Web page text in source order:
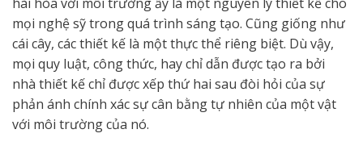
mọi nghệ sỹ trong quá trình sáng tạo. Cũng giống như
cái cây, các thiết kế là một thực thể riêng biệt. Dù vậy,
mọi quy luật, công thức, hay chỉ dẫn được tạo ra bởi
nhà thiết kế chỉ được xếp thứ hai sau đòi hỏi của sự
phản ánh chính xác sự cân bằng tự nhiên của một vật
với môi trường của nó.